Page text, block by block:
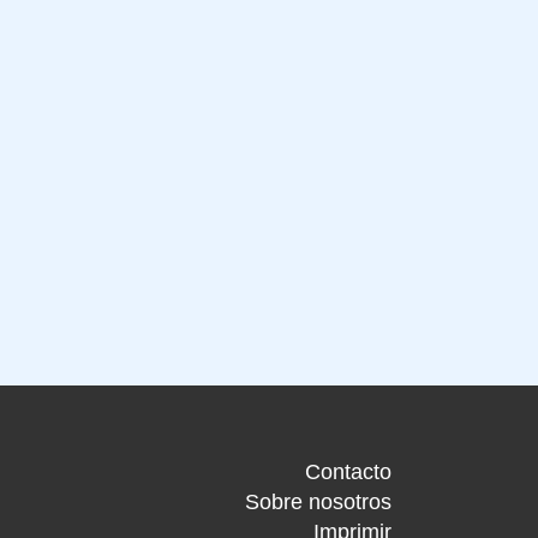
Contacto
Sobre nosotros
Imprimir